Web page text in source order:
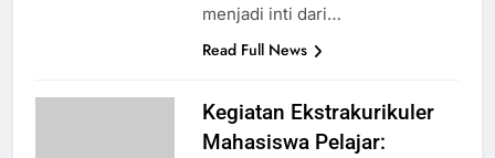
menjadi inti dari…
Read Full News
Kegiatan Ekstrakurikuler
Mahasiswa Pelajar: